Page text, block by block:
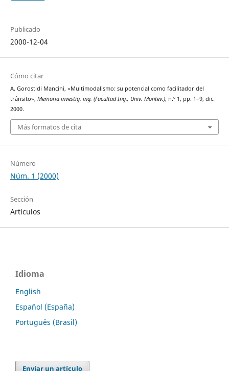
Publicado
2000-12-04
Cómo citar
A. Gorostidi Mancini, «Multimodalismo: su potencial como facilitador del
tránsito», Memoria investig. ing. (Facultad Ing., Univ. Montev.), n.º 1, pp. 1–9, dic.
2000.
Más formatos de cita
Número
Núm. 1 (2000)
Sección
Artículos
Idioma
English
Español (España)
Português (Brasil)
Enviar un artículo